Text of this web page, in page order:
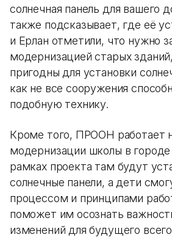
солнечная панель для вашего
также подсказывает, где её
и Ерлан отметили, что нужно
модернизацией старых
пригодны для установки
как не все сооружения
подобную технику.
Кроме того, ПРООН работает
модернизации школы в
рамках проекта там будут
солнечные панели, а дети
процессом и принципами
поможет им осознать
изменений для будущего